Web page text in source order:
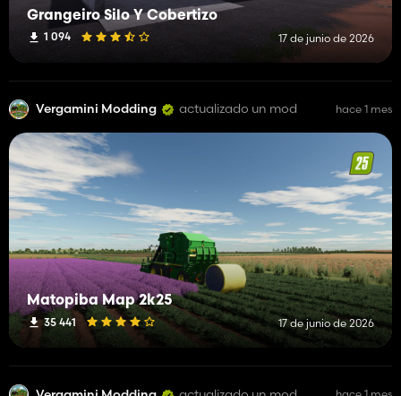
Grangeiro Silo Y Cobertizo
1 094 17 de junio de 2026
Vergamini Modding actualizado un mod hace 1 mes
Matopiba Map 2k25
35 441 17 de junio de 2026